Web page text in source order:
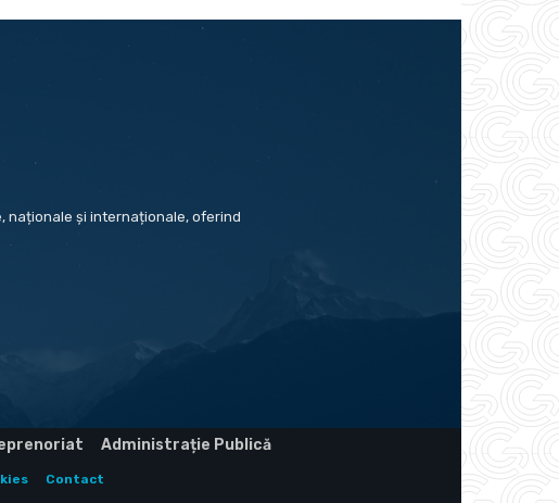
naționale și internaționale, oferind
Administrație Publică
Contact